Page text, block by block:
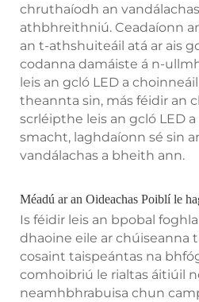
chruthaíodh an
athbhreithniú. Ceadaíonn
an t-athshuiteáil atá ar ais
codanna damáiste á n-
leis an gcló LED a
theannta sin, más féidir an
scrléipthe leis an gcló LED
smacht, laghdaíonn sé sin
vandálachas a bheith ann.
Méadú ar an Oideachas Poiblí le
Is féidir leis an bpobal
dhaoine eile ar chúiseanna
cosaint taispeántas na
comhoibriú le rialtas áitiúil
neamhbhrabuisa chun